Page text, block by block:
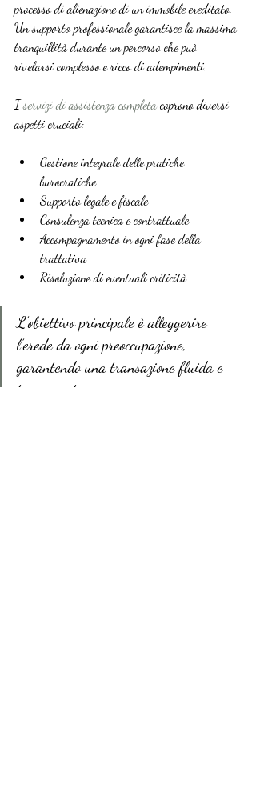
processo di alienazione di un immobile ereditato.
Un supporto professionale garantisce la massima
tranquillità durante un percorso che può
rivelarsi complesso e ricco di adempimenti.
I servizi di assistenza completa coprono diversi
aspetti cruciali:
Gestione integrale delle pratiche
burocratiche
Supporto legale e fiscale
Consulenza tecnica e contrattuale
Accompagnamento in ogni fase della
trattativa
Risoluzione di eventuali criticità
L’obiettivo principale è alleggerire
l’erede da ogni preoccupazione,
garantendo una transazione fluida e
trasparente.